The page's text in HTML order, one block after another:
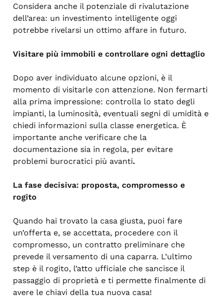
Considera anche il potenziale di rivalutazione
dell’area: un investimento intelligente oggi
potrebbe rivelarsi un ottimo affare in futuro.
Visitare più immobili e controllare ogni dettaglio
Dopo aver individuato alcune opzioni, è il
momento di visitarle con attenzione. Non fermarti
alla prima impressione: controlla lo stato degli
impianti, la luminosità, eventuali segni di umidità e
chiedi informazioni sulla classe energetica. È
importante anche verificare che la
documentazione sia in regola, per evitare
problemi burocratici più avanti.
La fase decisiva: proposta, compromesso e
rogito
Quando hai trovato la casa giusta, puoi fare
un’offerta e, se accettata, procedere con il
compromesso, un contratto preliminare che
prevede il versamento di una caparra. L’ultimo
step è il rogito, l’atto ufficiale che sancisce il
passaggio di proprietà e ti permette finalmente di
avere le chiavi della tua nuova casa!